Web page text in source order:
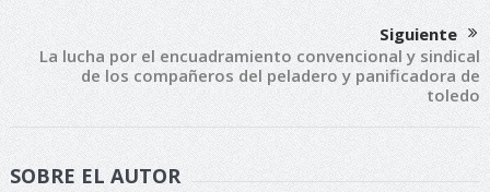
Siguiente
La lucha por el encuadramiento convencional y sindical
de los compañeros del peladero y panificadora de
toledo
SOBRE EL AUTOR